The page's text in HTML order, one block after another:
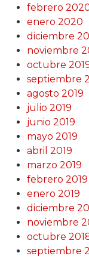
febrero
enero 2020
diciembre
noviembre
octubre
septiembre
agosto 2019
julio 2019
junio 2019
mayo 2019
abril 2019
marzo 2019
febrero 2019
enero 2019
diciembre
noviembre
octubre
septiembre